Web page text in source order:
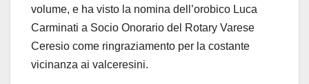
volume, e ha visto la nomina dell’orobico Luca
Carminati a Socio Onorario del Rotary Varese
Ceresio come ringraziamento per la costante
vicinanza ai valceresini.